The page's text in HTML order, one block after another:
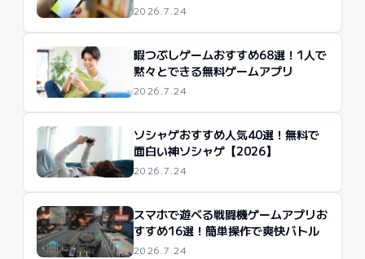
2026.7.24
暇つぶしゲームおすすめ68選！1人で
黙々とできる無料ゲームアプリ
2026.7.24
ソシャゲおすすめ人気40選！無料で
面白い神ソシャゲ【2026】
2026.7.24
スマホで遊べる戦闘機ゲームアプリお
すすめ16選！簡単操作で爽快バトル
2026.7.24